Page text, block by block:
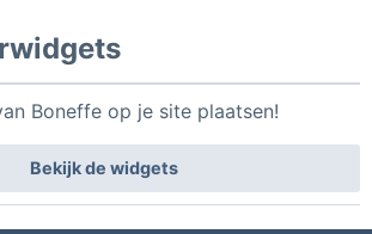
Boneffe op je site plaatsen!
Bekijk de widgets